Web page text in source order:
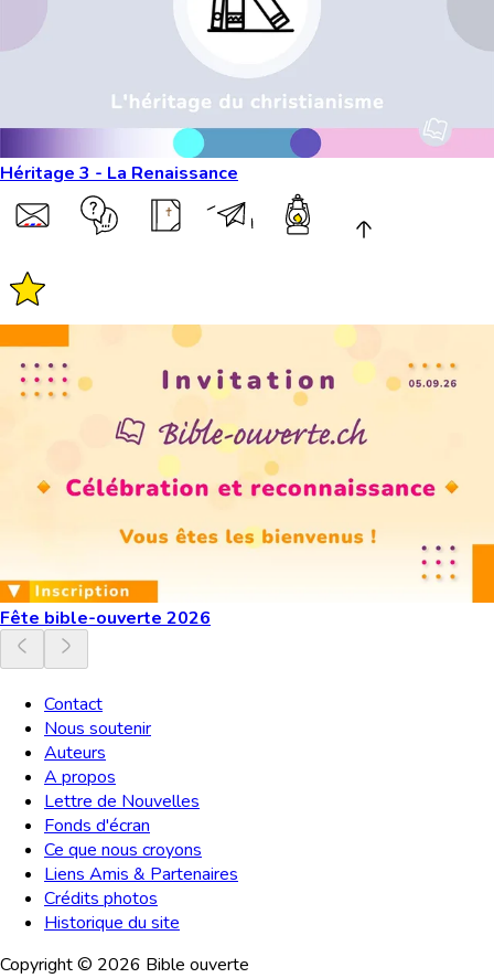
Héritage 3 - La Renaissance
Fête bible-ouverte 2026
Contact
Nous soutenir
Auteurs
A propos
Lettre de Nouvelles
Fonds d'écran
Ce que nous croyons
Liens Amis & Partenaires
Crédits photos
Historique du site
Copyright © 2026 Bible ouverte